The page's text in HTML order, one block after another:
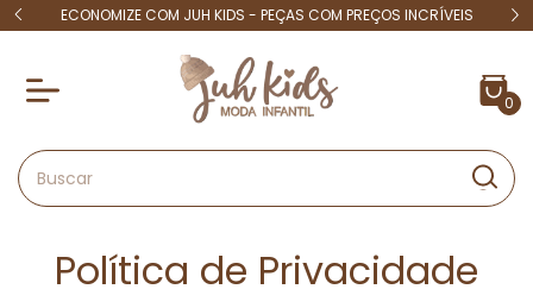
INCRÍVEIS 4X SEM JUROS - PARCELINHAS QUE CABEM NO SEU BOLSO
0
Política de Privacidade